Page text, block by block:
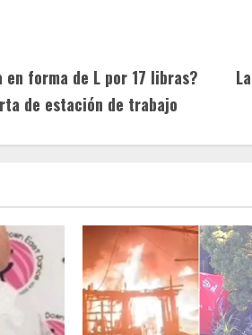
forma de L por 17 libras?
de estación de trabajo